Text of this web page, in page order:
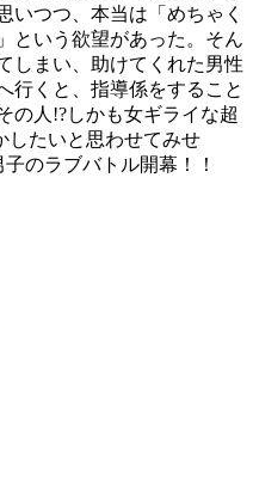
いつつ、本当は「めちゃく
という欲望があった。そん
しまい、助けてくれた男性
行くと、指導係をすること
の人!?しかも女ギライな超
したいと思わせてみせ
のラブバトル開幕！！